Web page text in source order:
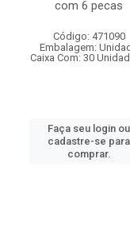
com 6 pecas
Código: 471090
Embalagem:
Caixa Com: 30
Faça seu login ou
cadastre-se para
comprar.